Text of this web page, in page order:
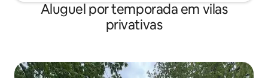
Aluguel por temporada em vilas
privativas